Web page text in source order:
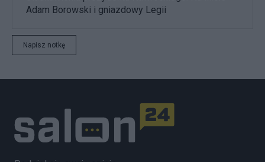
Adam Borowski i gniazdowy Legii
Napisz notkę